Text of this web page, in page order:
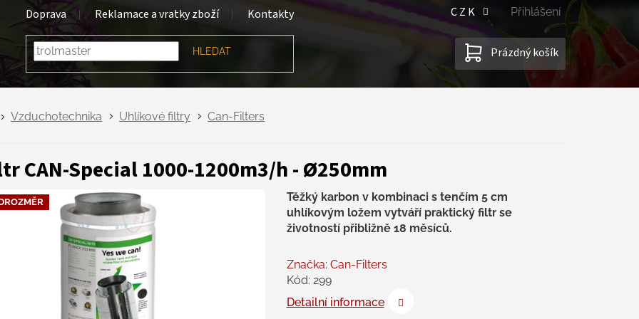
Doprava Reklamace a vratky zboží Kontakty CZK Přihlášení
HLEDAT
NÁKUPNÍ
KOŠÍK
Prázdný košík
Vzduchotechnika Uhlíkové filtry Can-Filters
CAN-Special 1000-1200m3/h - Ø250mm
Těžký karbon v kombinaci s tenčím 5 cm
uhlíkovým ložem vytváří praktický filtr se
životností přibližně 18 měsíců.
Detailní informace
Značka: Can-Filters
Kód: 299